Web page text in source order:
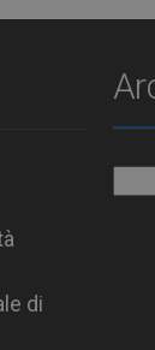
di